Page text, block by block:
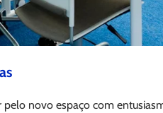
pelo novo espaço com